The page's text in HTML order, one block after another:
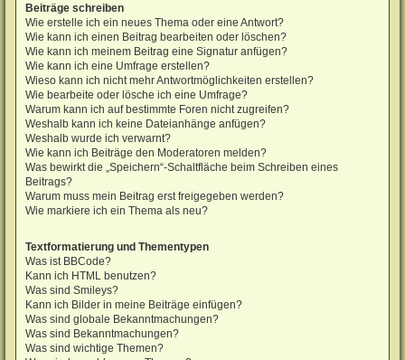
Beiträge schreiben
Wie erstelle ich ein neues Thema oder eine Antwort?
Wie kann ich einen Beitrag bearbeiten oder löschen?
Wie kann ich meinem Beitrag eine Signatur anfügen?
Wie kann ich eine Umfrage erstellen?
Wieso kann ich nicht mehr Antwortmöglichkeiten erstellen?
Wie bearbeite oder lösche ich eine Umfrage?
Warum kann ich auf bestimmte Foren nicht zugreifen?
Weshalb kann ich keine Dateianhänge anfügen?
Weshalb wurde ich verwarnt?
Wie kann ich Beiträge den Moderatoren melden?
Was bewirkt die „Speichern“-Schaltfläche beim Schreiben eines
Beitrags?
Warum muss mein Beitrag erst freigegeben werden?
Wie markiere ich ein Thema als neu?
Textformatierung und Thementypen
Was ist BBCode?
Kann ich HTML benutzen?
Was sind Smileys?
Kann ich Bilder in meine Beiträge einfügen?
Was sind globale Bekanntmachungen?
Was sind Bekanntmachungen?
Was sind wichtige Themen?